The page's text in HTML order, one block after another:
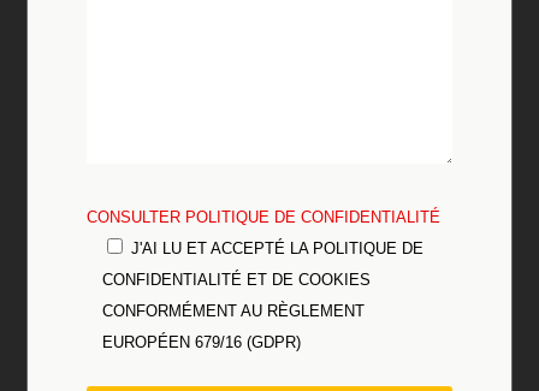
CONSULTER POLITIQUE DE CONFIDENTIALITÉ
J'AI LU ET ACCEPTÉ LA POLITIQUE DE
CONFIDENTIALITÉ ET DE COOKIES
CONFORMÉMENT AU RÈGLEMENT
EUROPÉEN 679/16 (GDPR)